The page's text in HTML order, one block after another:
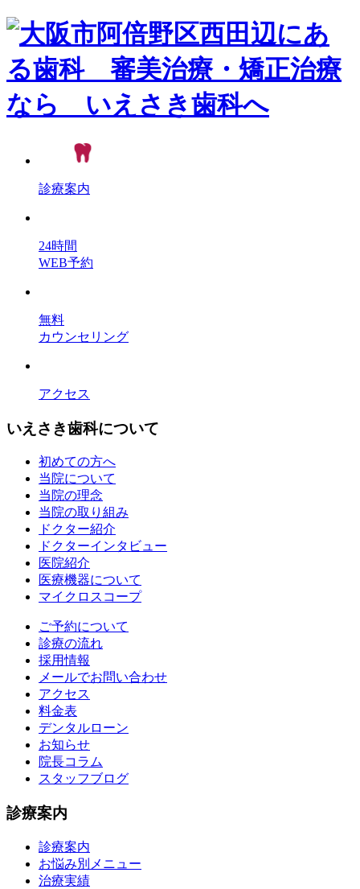
診療案内
24時間
WEB予約
無料
カウンセリング
アクセス
いえさき歯科について
初めての方へ
当院について
当院の理念
当院の取り組み
ドクター紹介
ドクターインタビュー
医院紹介
医療機器について
マイクロスコープ
ご予約について
診療の流れ
採用情報
メールでお問い合わせ
アクセス
料金表
デンタルローン
お知らせ
院長コラム
スタッフブログ
診療案内
診療案内
お悩み別メニュー
治療実績